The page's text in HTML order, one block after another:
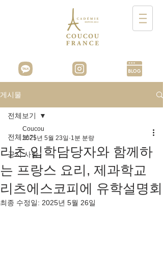
게시물
전체보기
공지 사항
전체보기
리츠 입학담당자와 함께하
는 프랑스 요리, 제과학교
리츠에스코피에 유학설명회
Coucou
2025년 5월 23일 1분 분량
최종 수정일: 2025년 5월 26일